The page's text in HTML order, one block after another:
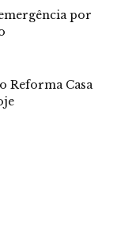
por
Reforma Casa